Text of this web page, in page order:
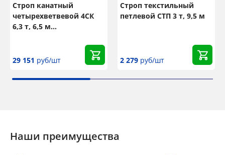
Строп канатный
четырехветвевой 4СК
6,3 т, 6,5 м
29 151 руб/шт
Строп текстильный
петлевой СТП 3 т, 9,5 м
2 279 руб/шт
Наши преимущества